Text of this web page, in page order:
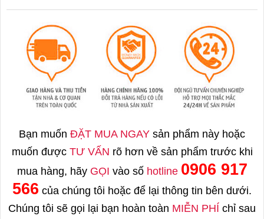
Bạn muốn ĐẶT MUA NGAY sản phẩm này hoặc
muốn được TƯ VẤN rõ hơn về sản phẩm trước khi
mua hàng, hãy GỌI vào số hotline 0906 917
566 của chúng tôi hoặc để lại thông tin bên dưới.
Chúng tôi sẽ gọi lại bạn hoàn toàn MIỄN PHÍ chỉ sau